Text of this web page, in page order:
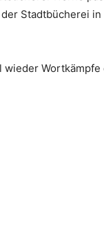
Stadtbücherei